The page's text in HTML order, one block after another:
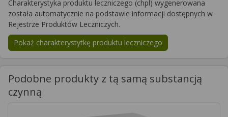
Charakterystyka produktu leczniczego (chpl) wygenerowana
została automatycznie na podstawie informacji dostępnych w
Rejestrze Produktów Leczniczych.
Pokaż charakterystytkę produktu leczniczego
Podobne produkty z tą samą substancją
czynną